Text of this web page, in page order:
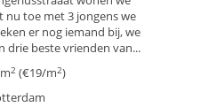
nu toe met 3 jongens we
er nog iemand bij, we
drie beste vrienden van...
2 (€19/m2)